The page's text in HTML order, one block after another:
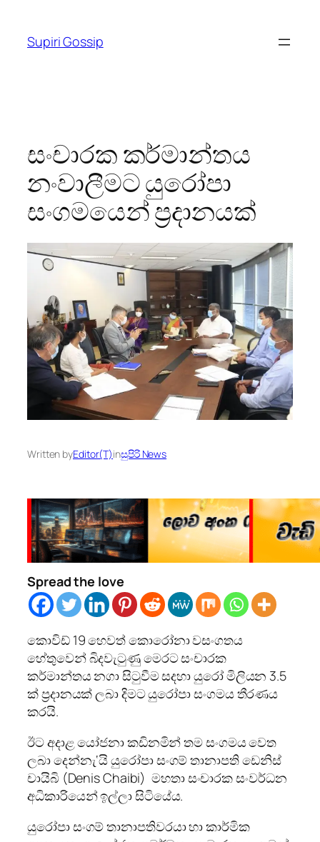
content
Supiri Gossip
සංචාරක කර්මාන්තය
නංවාලීමට යුරෝපා
සංගමයෙන් ප්‍රදානයක්
Written byEditor(T)inසුපිරි News
Spread the love
කොවිඩ් 19 හෙවත් කොරෝනා වසංගතය
හේතුවෙන් බිදවැටුණු මෙරට සංචාරක
කර්මාන්තය නගා සිටුවීම සදහා යුරෝ මිලියන 3.5
ක් ප්‍රදානයක් ලබා දිමට යුරෝපා සංගමය තීරණය
කරයි.
ඊට අදාළ යෝජනා කඩිනමින් තම සංගමය වෙත
ලබා දෙන්නැ‘යි යුරෝපා සංගම් තානාපති ඩෙනිස්
චායිබි (Denis Chaibi) මහතා සංචාරක සංවර්ධන
අධිකාරියෙන් ඉල්ලා සිටියේය.
යුරෝපා සංගම් තානාපතිවරයා හා කාර්මික